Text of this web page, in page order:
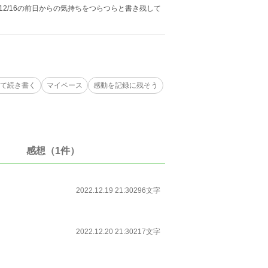
16の前日からの気持ちをつらつらと書き残して
続き書く マイペース
感動を記録に残そう
感想（1件）
2022.12.19 21:30296文字
2022.12.20 21:30217文字